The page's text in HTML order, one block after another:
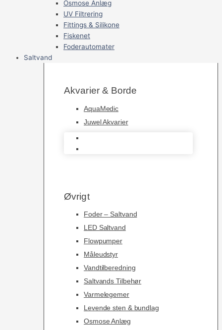
Osmose Anlæg
UV Filtrering
Fittings & Silikone
Fiskenet
Foderautomater
Saltvand
Akvarier & Borde
AquaMedic
Juwel Akvarier
Øvrigt
Foder – Saltvand
LED Saltvand
Flowpumper
Måleudstyr
Vandtilberedning
Saltvands Tilbehør
Varmelegemer
Levende sten & bundlag
Osmose Anlæg